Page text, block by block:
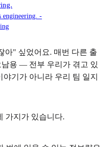
engineering. -
아" 싶었어요. 매번 다른 출
용 — 전부 우리가 겪고 있
기가 아니라 우리 팀 일지
가지가 있습니다.